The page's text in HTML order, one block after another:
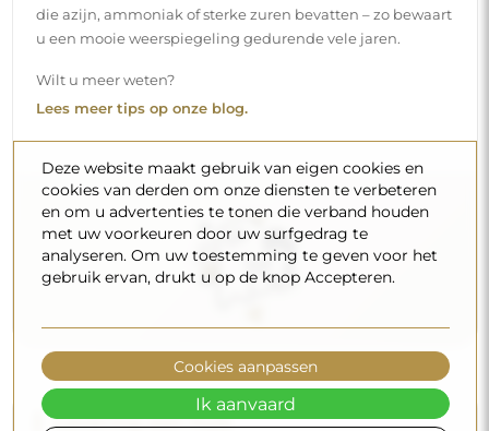
die azijn, ammoniak of sterke zuren bevatten – zo bewaart
u een mooie weerspiegeling gedurende vele jaren.
Wilt u meer weten?
Lees meer tips op onze blog.
Levering aan huis
Deze website maakt gebruik van eigen cookies en
cookies van derden om onze diensten te verbeteren
en om u advertenties te tonen die verband houden
met uw voorkeuren door uw surfgedrag te
analyseren. Om uw toestemming te geven voor het
gebruik ervan, drukt u op de knop Accepteren.
Cookies aanpassen
Ik aanvaard